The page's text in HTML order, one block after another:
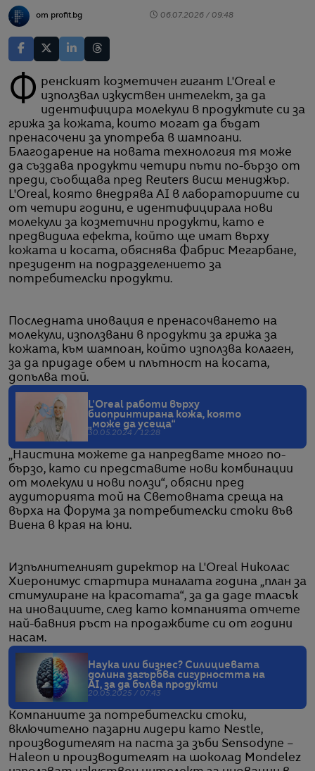
от profit.bg 06.07.2026 / 09:48
Френският козметичен гигант L'Oreal е използвал изкуствен интелект, за да
идентифицира молекули в продуктиte си за
грижа за кожата, които могат да бъдат
пренасочени за употреба в шампоани.
Благодарение на новата технология тя може
да създава продукти четири пъти по-бързо от
преди, съобщава пред Reuters висш мениджър.
L'Oreal, която внедрява AI в лабораториите си
от четири години, е идентифицирала нови
молекули за козметични продукти, като е
предвидила ефекта, който ще имат върху
кожата и косата, обяснява Фабрис Мегарбане,
президент на подразделението за
потребителски продукти.
Последната иновация е пренасочването на
молекули, използвани в продукти за грижа за
кожата, към шампоан, който използва колаген,
за да придаде обем и плътност на косата,
допълва той.
L'Oreal работи върху
биопринтирана кожа, която
„може да усеща“
30.05.2024 / 12:28
„Наистина можете да напредвате много по-
бързо, като си представите нови комбинации
от молекули и нови ползи“, обясни пред
аудиторията той на Световната среща на
върха на Форума за потребителски стоки във
Виена в края на юни.
Изпълнителният директор на L'Oreal Николас
Хиеронимус стартира миналата година „план за
стимулиране на красотата“, за да даде тласък
на иновациите, след като компанията отчете
най-бавния ръст на продажбите си от години
насам.
Наука или бизнес? Силициевата
долина загърбва сигурността на
AI, за да бълва продукти
20.05.2025 / 07:43
Компаниите за потребителски стоки,
включително пазарни лидери като Nestle,
производителят на паста за зъби Sensodyne –
Haleon и производителят на шоколад Mondelez